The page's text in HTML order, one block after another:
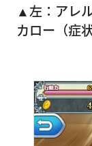
▲左：アレ
カロー（症